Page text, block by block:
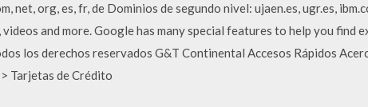
net, org, es, fr, de Dominios de segundo nivel: ujaen.es, ugr.es,
videos and more. Google has many special features to help you find
los derechos reservados G&T Continental Accesos Rápidos
Tarjetas de Crédito